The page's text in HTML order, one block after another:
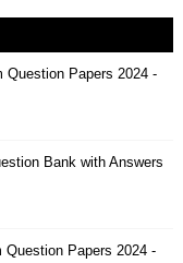
Question Papers 2024 -
Bank with Answers
Question Papers 2024 -